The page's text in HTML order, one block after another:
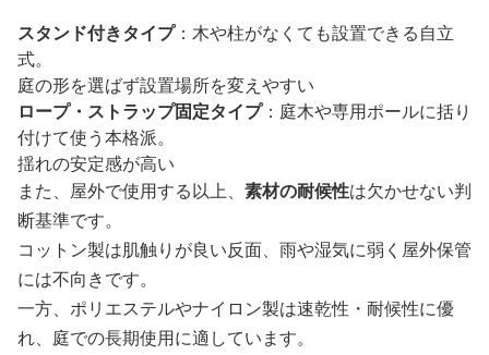
スタンド付きタイプ：木や柱がなくても設置できる自立
式。
庭の形を選ばず設置場所を変えやすい
ロープ・ストラップ固定タイプ：庭木や専用ポールに括り
付けて使う本格派。
揺れの安定感が高い
また、屋外で使用する以上、 素材の耐候性は欠かせない判
断基準です。
コットン製は肌触りが良い反面、雨や湿気に弱く屋外保管
には不向きです。
一方、ポリエステルやナイロン製は速乾性・耐候性に優
れ、庭での長期使用に適しています。